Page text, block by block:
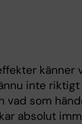
känner
inte
vad som
absolut